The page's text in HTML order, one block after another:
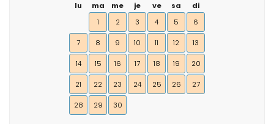
lu
ma me je ve sa
di
1
2 3 4 5 6
7 8 9 10 11 12 13
14 15 16 17 18 19 20
21 22 23 24 25 26 27
28 29 30